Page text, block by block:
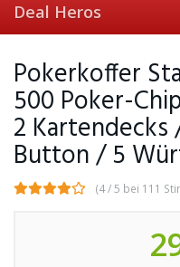
Deal Heros
Pokerkoffer
500 Poker-
2 Kartendecks
Button / 5
(4 / 5 bei 111